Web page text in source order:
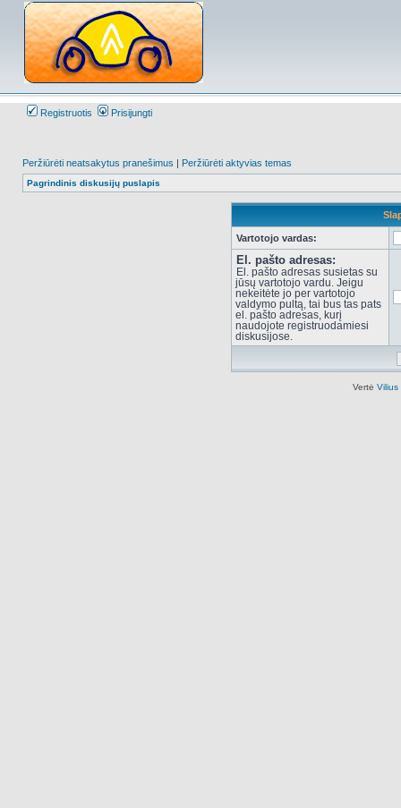
Registruotis Prisijungti
Peržiūrėti neatsakytus pranešimus | Peržiūrėti aktyvias temas
Pagrindinis diskusijų puslapis
Vartotojo vardas:
El. pašto adresas:
El. pašto adresas susietas su
jūsų vartotojo vardu. Jeigu
nekeitėte jo per vartotojo
valdymo pultą, tai bus tas pats
el. pašto adresas, kurį
naudojote registruodamiesi
diskusijose.
Vertė Vilius